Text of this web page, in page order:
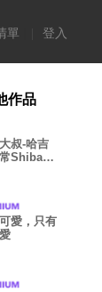
單 登入
作品
叔-哈吉
Shiba
愛，只有